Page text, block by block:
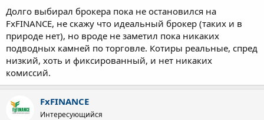
Долго выбирал брокера пока не остановился на
FxFINANCE, не скажу что идеальный брокер (таких и в
природе нет), но вроде не заметил пока никаких
подводных камней по торговле. Котиры реальные, спред
низкий, хоть и фиксированный, и нет никаких
комиссий.
FxFINANCE
Интересующийся